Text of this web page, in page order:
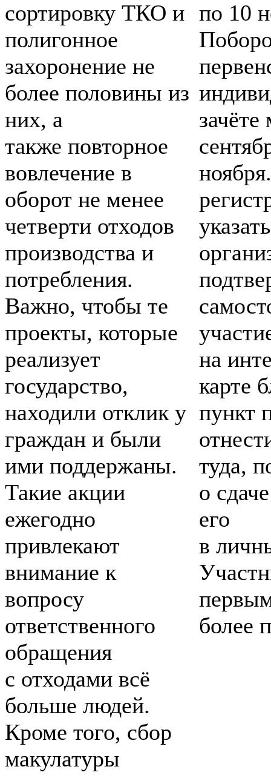
сортировку ТКО и
полигонное
захоронение не
более половины из
них, а
также повторное
вовлечение в
оборот не менее
четверти отходов
производства и
потребления.
Важно, чтобы те
проекты, которые
реализует
государство,
находили отклик у
граждан и были
ими поддержаны.
Такие акции
ежегодно
привлекают
внимание к
вопросу
ответственного
обращения
с отходами всё
больше людей.
Кроме того, сбор
макулатуры
по 10
указать
на
карте
пункт
туда,
о
его
в
более